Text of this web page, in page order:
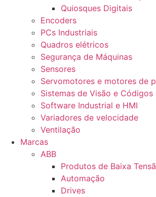
Quiosques Digitais
Encoders
PCs Industriais
Quadros elétricos
Segurança de Máquinas
Sensores
Servomotores e motores de
Sistemas de Visão e Códigos
Software Industrial e HMI
Variadores de velocidade
Ventilação
Marcas
ABB
Produtos de Baixa
Automação
Drives